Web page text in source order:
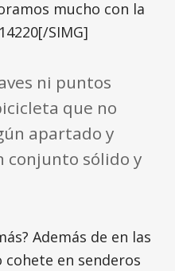
mucho con la
SIMG]
ni puntos
que no
apartado y
conjunto sólido y
Además de en las
en senderos